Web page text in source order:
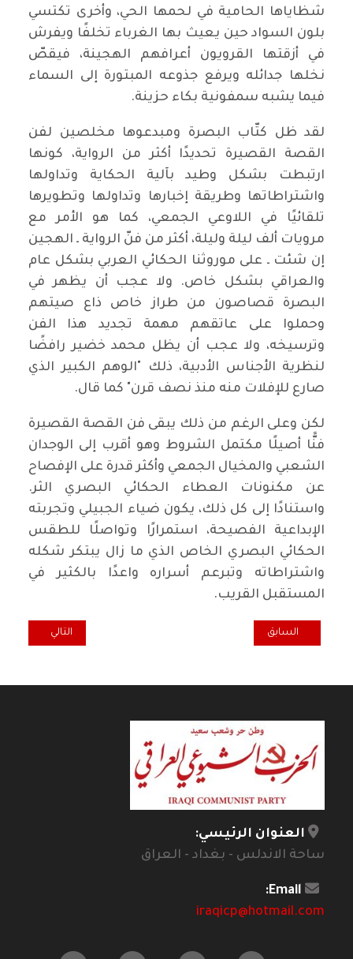
شظاياها الحامية في لحمها الحي، وأخرى تكتسي
بلون السواد حين يعيث بها الغرباء تخلفًا ويفرش
في أزقتها القرويون أعرافهم الهجينة، فيقصّ
نخلها جدائله ويرفع جذوعه المبتورة إلى السماء
فيما يشبه سمفونية بكاء حزينة.
لقد ظل كتّاب البصرة ومبدعوها مخلصين لفن
القصة القصيرة تحديدًا أكثر من الرواية، كونها
ارتبطت بشكل وطيد بآلية الحكاية وتداولها
واشتراطاتها وطريقة إخبارها وتداولها وتطويرها
تلقائيًا في اللاوعي الجمعي، كما هو الأمر مع
مرويات ألف ليلة وليلة، أكثر من فنّ الرواية ـ الهجين
إن شئت ـ على موروثنا الحكائي العربي بشكل عام
والعراقي بشكل خاص. ولا عجب أن يظهر في
البصرة قصاصون من طراز خاص ذاع صيتهم
وحملوا على عاتقهم مهمة تجديد هذا الفن
وترسيخه، ولا عجب أن يظل محمد خضير رافضًا
لنظرية الأجناس الأدبية، ذلك "الوهم الكبير الذي
صارع للإفلات منه منذ نصف قرن" كما قال.
لكن وعلى الرغم من ذلك يبقى فن القصة القصيرة
فنًّا أصيلًا مكتمل الشروط وهو أقرب إلى الوجدان
الشعبي والمخيال الجمعي وأكثر قدرة على الإفصاح
عن مكنونات العطاء الحكائي البصري الثر.
واستنادًا إلى كل ذلك، يكون ضياء الجبيلي وتجربته
الإبداعية الفصيحة، استمرارًا وتواصلًا للطقس
الحكائي البصري الخاص الذي ما زال يبتكر شكله
واشتراطاته وتبرعم أسراره واعدًا بالكثير في
المستقبل القريب.
المقال السابق: شارع الرشيد صدمة الحداثة وعمليات المثاقفة / عدنان
السابق المقال التالي:
التالي
العنوان الرئيسي:
ساحة الاندلس - بغداد - العراق
Email:
iraqicp@hotmail.com